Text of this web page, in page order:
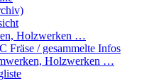
Holzwerken …
Fräse / gesammelte Infos
Holzwerken …